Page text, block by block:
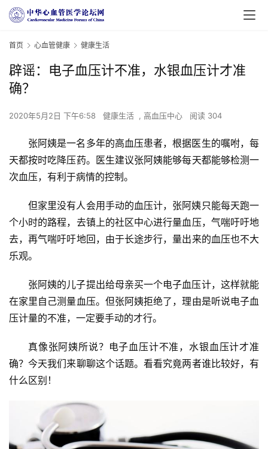
首页 心血管健康 健康生活
辟谣：电子血压计不准，水银血压计才准
确？
2020年5月2日 下午6:58 健康生活 , 高血压中心 阅读 304
张阿姨是一名多年的高血压患者，根据医生的嘱咐，每
天都按时吃降压药。医生建议张阿姨能够每天都能够检测一
次血压，有利于病情的控制。
但家里没有人会用手动的血压计，张阿姨只能每天跑一
个小时的路程，去镇上的社区中心进行量血压，气喘吁吁地
去，再气喘吁吁地回，由于长途步行，量出来的血压也不大
乐观。
张阿姨的儿子提出给母亲买一个电子血压计，这样就能
在家里自己测量血压。但张阿姨拒绝了，理由是听说电子血
压计量的不准，一定要手动的才行。
真像张阿姨所说？电子血压计不准，水银血压计才准
确？今天我们来聊聊这个话题。看看究竟两者谁比较好，有
什么区别！